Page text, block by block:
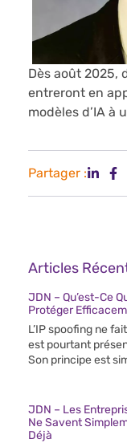
Dès août 2025,
entreront en
modèles d’IA à
Partager :
Articles
JDN – Qu’est-Ce
Protéger
L’IP spoofing ne
est pourtant
Son principe est
JDN – Les
Ne Savent
Déjà